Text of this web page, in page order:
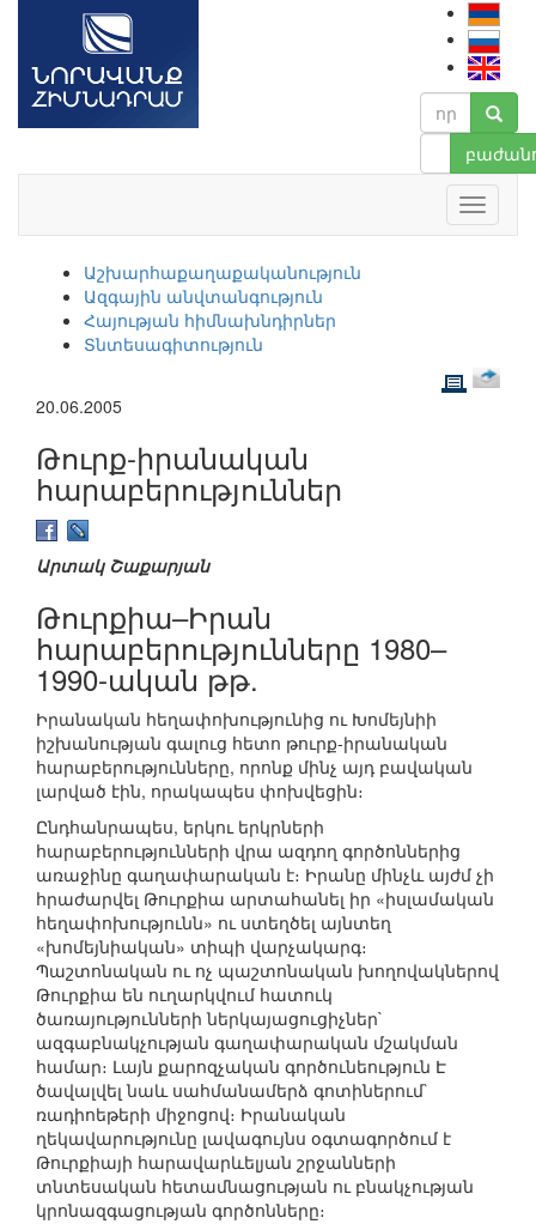
Աշխարհաքաղաքականություն
Ազգային անվտանգություն
Հայության հիմնախնդիրներ
Տնտեսագիտություն
20.06.2005
Թուրք-իրանական
հարաբերություններ
Արտակ Շաքարյան
Թուրքիա–Իրան
հարաբերությունները 1980–
1990-ական թթ.
Իրանական հեղափոխությունից ու Խոմեյնիի
իշխանության գալուց հետո թուրք-իրանական
հարաբերությունները, որոնք մինչ այդ բավական
լարված էին, որակապես փոխվեցին։
Ընդհանրապես, երկու երկրների
հարաբերությունների վրա ազդող գործոններից
առաջինը գաղափարական է։ Իրանը մինչև այժմ չի
հրաժարվել Թուրքիա արտահանել իր «իսլամական
հեղափոխությունն» ու ստեղծել այնտեղ
«խոմեյնիական» տիպի վարչակարգ։
Պաշտոնական ու ոչ պաշտոնական խողովակներով
Թուրքիա են ուղարկվում հատուկ
ծառայությունների ներկայացուցիչներ`
ազգաբնակչության գաղափարական մշակման
համար։ Լայն քարոզչական գործունեություն Է
ծավալվել նաև սահմանամերձ գոտիներում`
ռադիոեթերի միջոցով։ Իրանական
ղեկավարությունը լավագույնս օգտագործում է
Թուրքիայի հարավարևելյան շրջանների
տնտեսական հետամնացության ու բնակչության
կրոնազգացության գործոնները։